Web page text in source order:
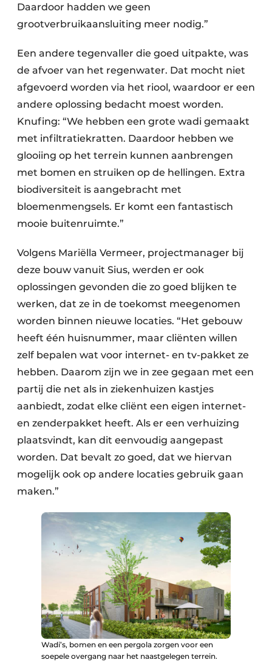
Daardoor hadden we geen
grootverbruikaansluiting meer nodig.”
Een andere tegenvaller die goed uitpakte, was
de afvoer van het regenwater. Dat mocht niet
afgevoerd worden via het riool, waardoor er een
andere oplossing bedacht moest worden.
Knufing: “We hebben een grote wadi gemaakt
met infiltratiekratten. Daardoor hebben we
glooiing op het terrein kunnen aanbrengen
met bomen en struiken op de hellingen. Extra
biodiversiteit is aangebracht met
bloemenmengsels. Er komt een fantastisch
mooie buitenruimte.”
Volgens Mariëlla Vermeer, projectmanager bij
deze bouw vanuit Sius, werden er ook
oplossingen gevonden die zo goed blijken te
werken, dat ze in de toekomst meegenomen
worden binnen nieuwe locaties. “Het gebouw
heeft één huisnummer, maar cliënten willen
zelf bepalen wat voor internet- en tv-pakket ze
hebben. Daarom zijn we in zee gegaan met een
partij die net als in ziekenhuizen kastjes
aanbiedt, zodat elke cliënt een eigen internet-
en zenderpakket heeft. Als er een verhuizing
plaatsvindt, kan dit eenvoudig aangepast
worden. Dat bevalt zo goed, dat we hiervan
mogelijk ook op andere locaties gebruik gaan
maken.”
Wadi’s, bomen en een pergola zorgen voor een
soepele overgang naar het naastgelegen terrein.